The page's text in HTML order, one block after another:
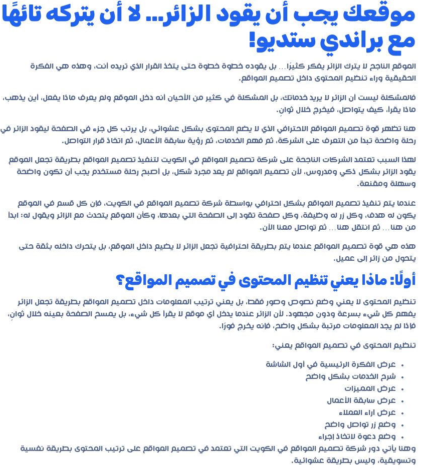
موقعك يجب أن يقود الزائر… لا أن يتركه تائهًا
مع براندي ستديو!
الموقع الناجح لا يترك الزائر يفكر كثيرًا… بل يقوده خطوة خطوة حتى يتخذ القرار الذي تريده أنت، وهذه هي الفكرة
الحقيقية وراء تنظيم المحتوى داخل تصميم المواقع.
فالمشكلة ليست أن الزائر لا يريد خدماتك، بل المشكلة في كثير من الأحيان أنه دخل الموقع ولم يعرف ماذا يفعل، أين يذهب،
ماذا يقرأ، كيف يتواصل، فيخرج خلال ثوانٍ.
هنا تظهر قوة تصميم المواقع الاحترافي الذي لا يضع المحتوى بشكل عشوائي، بل يرتب كل جزء في الصفحة ليقود الزائر في
رحلة واضحة تبدأ من التعرف على الشركة، ثم فهم الخدمات، ثم رؤية سابقة الأعمال، ثم اتخاذ قرار التواصل.
لهذا السبب تعتمد الشركات الناجحة على شركة تصميم المواقع في الكويت لتنفيذ تصميم المواقع بطريقة تجعل الموقع
يقود الزائر بشكل ذكي ومدروس، لأن تصميم المواقع لم يعد مجرد شكل، بل أصبح رحلة مستخدم يجب أن تكون واضحة
وسهلة ومقنعة.
عندما يتم تنفيذ تصميم المواقع بشكل احترافي بواسطة شركة تصميم المواقع في الكويت، فإن كل قسم في الموقع
يكون له هدف، وكل زر له وظيفة، وكل صفحة تقود إلى الصفحة التي بعدها، وكأن الموقع يتحدث مع الزائر ويقول له: ابدأ
من هنا… ثم انتقل هنا… ثم تواصل معنا الآن.
هذه هي قوة تصميم المواقع عندما يتم بطريقة احترافية تجعل الزائر لا يضيع داخل الموقع، بل يتحرك داخله بثقة حتى
يتحول من زائر إلى عميل.
أولًا: ماذا يعني تنظيم المحتوى في تصميم المواقع؟
تنظيم المحتوى لا يعني وضع نصوص وصور فقط، بل يعني ترتيب المعلومات داخل تصميم المواقع بطريقة تجعل الزائر
يفهم كل شيء بسرعة ودون مجهود. لأن الزائر عندما يدخل أي موقع لا يقرأ كل شيء، بل يمسح الصفحة بعينه خلال ثوانٍ،
فإذا لم يجد المعلومات مرتبة بشكل واضح، فإنه يخرج فورًا.
تنظيم المحتوى في تصميم المواقع يعني:
عرض الفكرة الرئيسية في أول الشاشة
شرح الخدمات بشكل واضح
عرض المميزات
عرض سابقة الأعمال
عرض آراء العملاء
وضع زر تواصل واضح
وضع دعوة لاتخاذ إجراء
وهنا يأتي دور شركة تصميم المواقع في الكويت التي تعتمد في تصميم المواقع على ترتيب المحتوى بطريقة نفسية
وتسويقية، وليس بطريقة عشوائية.